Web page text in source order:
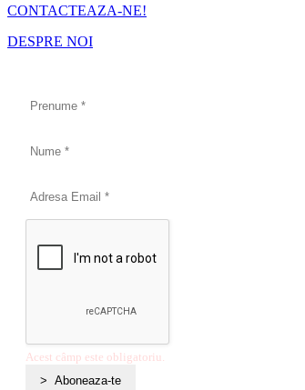
CONTACTEAZA-NE!
DESPRE NOI
Acest câmp este obligatoriu.